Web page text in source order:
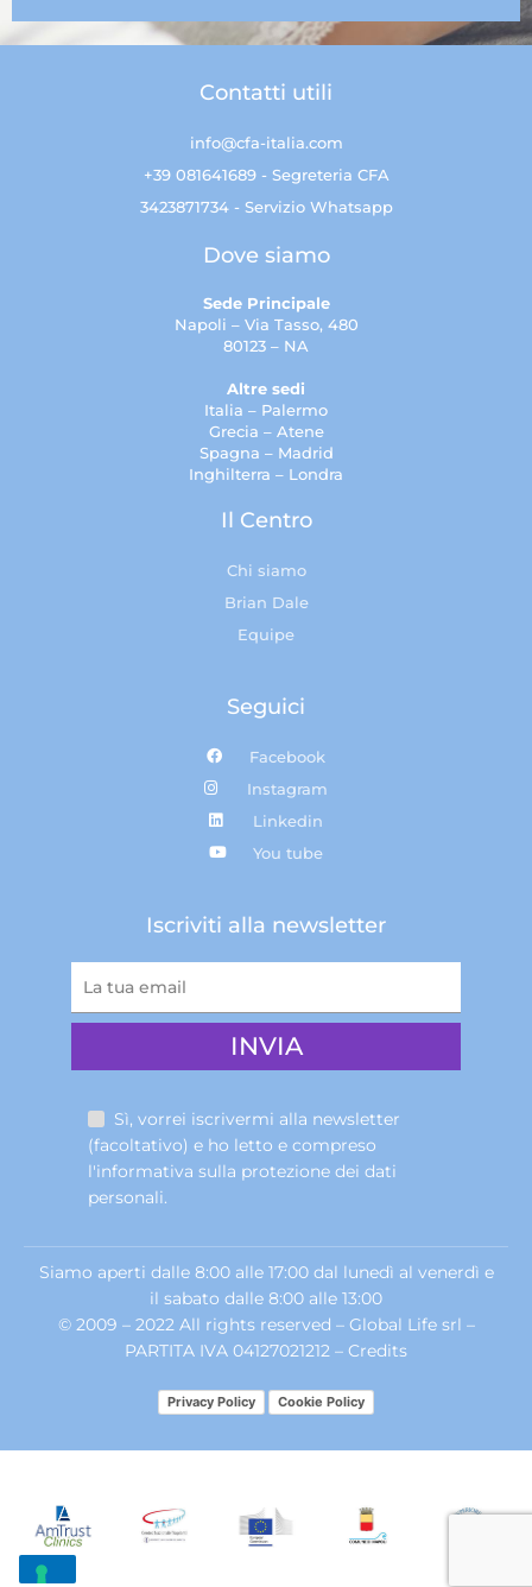
Contatti utili
info@cfa-italia.com
+39 081641689 - Segreteria CFA
3423871734 - Servizio Whatsapp
Dove siamo
Sede Principale
Napoli – Via Tasso, 480
80123 – NA
Altre sedi
Italia – Palermo
Grecia – Atene
Spagna – Madrid
Inghilterra – Londra
Il Centro
Chi siamo
Brian Dale
Equipe
Seguici
Facebook
Instagram
Linkedin
You tube
Iscriviti alla newsletter
Sì, vorrei iscrivermi alla newsletter
(facoltativo) e ho letto e compreso
l'informativa sulla protezione dei dati
personali.
Siamo aperti dalle 8:00 alle 17:00 dal lunedì al venerdì e
il sabato dalle 8:00 alle 13:00
© 2009 – 2022 All rights reserved – Global Life srl –
PARTITA IVA 04127021212 – Credits
Privacy Policy Cookie Policy